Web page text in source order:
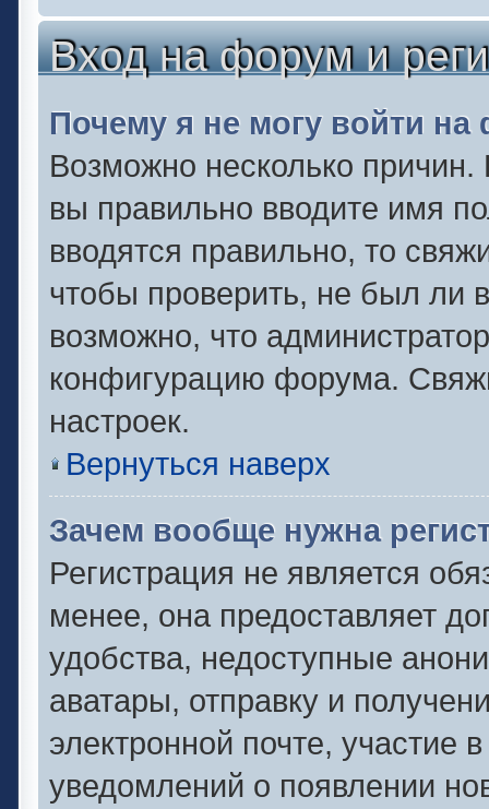
Вход на форум и
Почему я не могу войти
Возможно несколько
вы правильно вводите имя
вводятся правильно, то
чтобы проверить, не был ли
возможно, что
конфигурацию форума.
настроек.
Вернуться наверх
Зачем вообще нужна
Регистрация не является
менее, она предоставляет
удобства, недоступные
аватары, отправку и
электронной почте, участие
уведомлений о появлении